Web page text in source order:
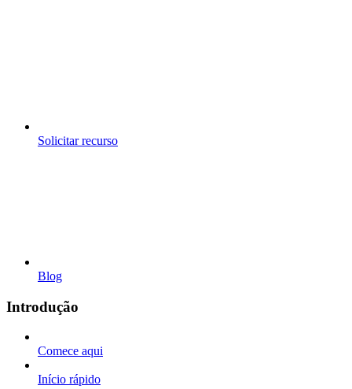
Solicitar recurso
Blog
Introdução
Comece aqui
Início rápido